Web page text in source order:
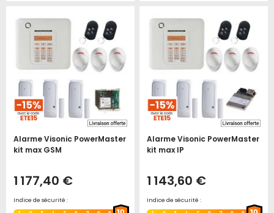
favoris
Alarme Visonic PowerMaster
kit max GSM
1 177,40 €
Indice de sécurité :
Alarme Visonic PowerMaster
kit max IP
1 143,60 €
Indice de sécurité :